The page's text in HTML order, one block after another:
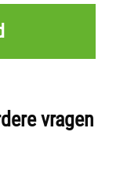
vragen